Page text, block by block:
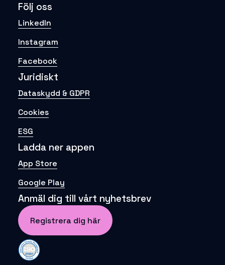
Följ oss
LinkedIn
Instagram
Facebook
Juridiskt
Dataskydd & GDPR
Cookies
ESG
Ladda ner appen
App Store
Google Play
Anmäl dig till vårt nyhetsbrev
Registrera dig här